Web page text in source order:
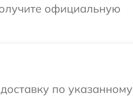
официальную
по указанному